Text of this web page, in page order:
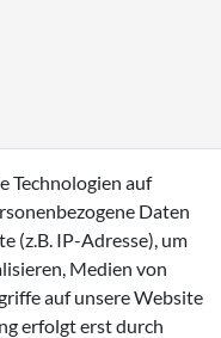
Technologien auf
Daten
(z.B. IP-Adresse), um
Medien von
auf unsere Website
erfolgt erst durch